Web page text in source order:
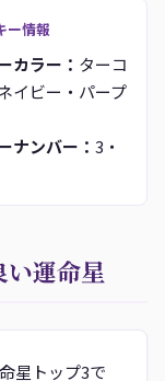
ー情報
カラー： ターコ
イビー・パープ
ナンバー： 3・
運命星
星トップ3で